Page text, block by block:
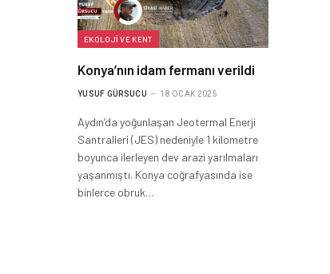
EKOLOJI VE KENT
Konya’nın idam fermanı verildi
YUSUF GÜRSUCU 18 OCAK 2025
Aydın’da yoğunlaşan Jeotermal Enerji
Santralleri (JES) nedeniyle 1 kilometre
boyunca ilerleyen dev arazi yarılmaları
yaşanmıştı. Konya coğrafyasında ise
binlerce obruk…